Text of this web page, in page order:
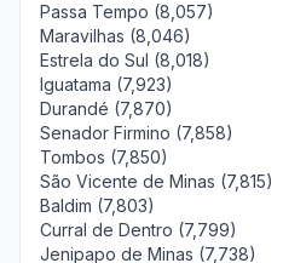
Passa Tempo (8,057)
Maravilhas (8,046)
Estrela do Sul (8,018)
Iguatama (7,923)
Durandé (7,870)
Senador Firmino (7,858)
Tombos (7,850)
São Vicente de Minas (7,815)
Baldim (7,803)
Curral de Dentro (7,799)
Jenipapo de Minas (7,738)